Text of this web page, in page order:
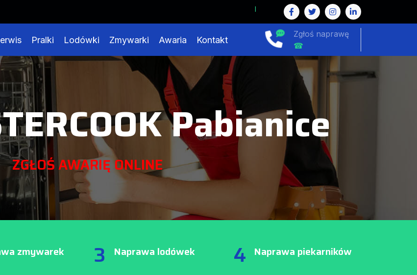
Pralki Lodówki Zmywarki Awaria Kontakt
Zgłoś naprawę
☎
Pabianice
ZGŁOŚ AWARIĘ ONLINE
zmywarek 3 Naprawa lodówek 4 Naprawa piekarników